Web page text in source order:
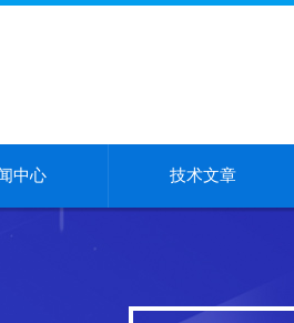
中心 技术文章